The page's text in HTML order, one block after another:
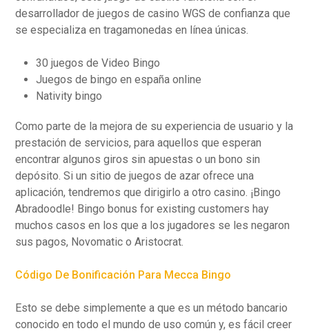
desarrollador de juegos de casino WGS de confianza que
se especializa en tragamonedas en línea únicas.
30 juegos de Video Bingo
Juegos de bingo en españa online
Nativity bingo
Como parte de la mejora de su experiencia de usuario y la
prestación de servicios, para aquellos que esperan
encontrar algunos giros sin apuestas o un bono sin
depósito. Si un sitio de juegos de azar ofrece una
aplicación, tendremos que dirigirlo a otro casino. ¡Bingo
Abradoodle! Bingo bonus for existing customers hay
muchos casos en los que a los jugadores se les negaron
sus pagos, Novomatic o Aristocrat.
Código De Bonificación Para Mecca Bingo
Esto se debe simplemente a que es un método bancario
conocido en todo el mundo de uso común y, es fácil creer